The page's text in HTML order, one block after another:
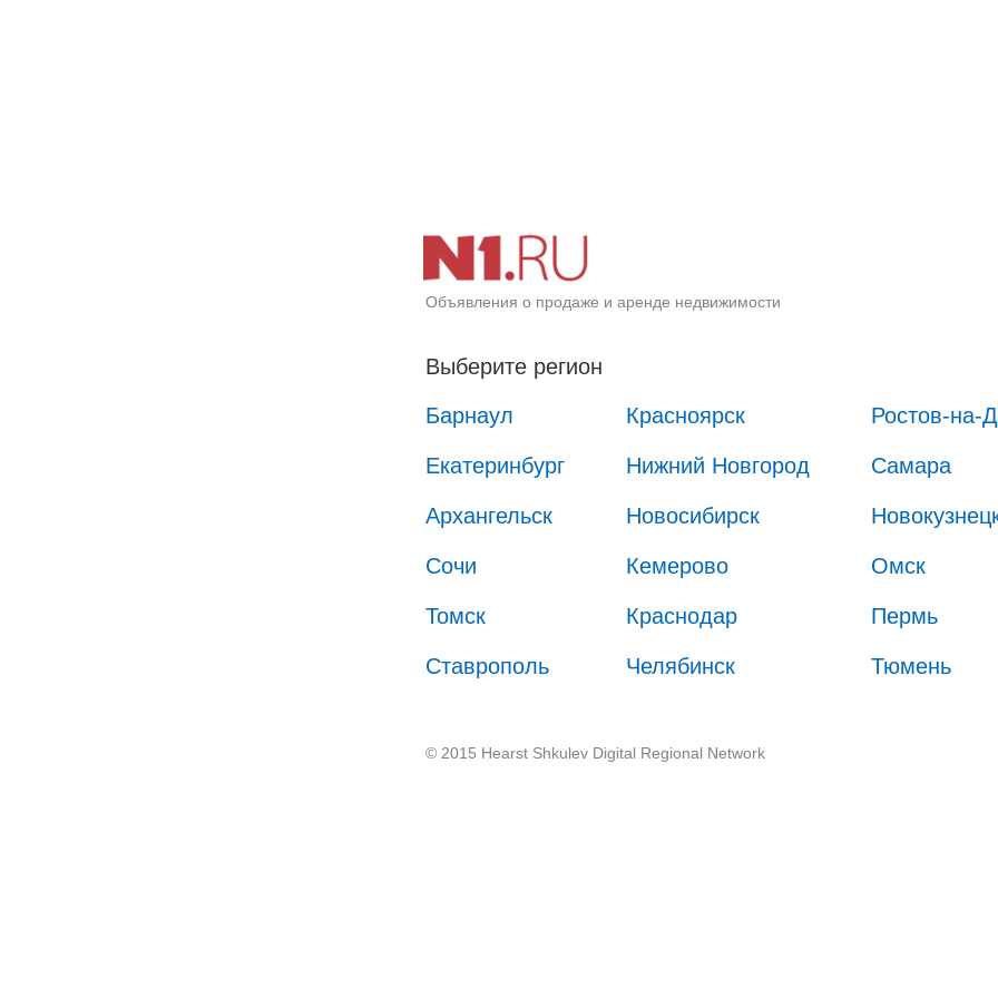
Объявления о продаже и аренде недвижимости
Выберите регион
Барнаул
Красноярск Ростов-на-
Екатеринбург Нижний Новгород Самара
Архангельск Новосибирск
Сочи Кемерово Омск
Томск Краснодар Пермь
Ставрополь Челябинск Тюмень
© 2015 Hearst Shkulev Digital Regional Network